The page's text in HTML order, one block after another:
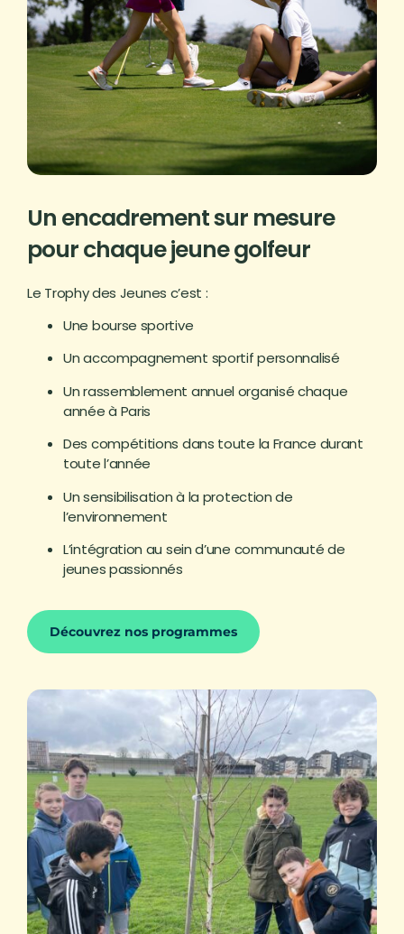
Un encadrement sur mesure
pour chaque jeune golfeur
Le Trophy des Jeunes c’est :
Une bourse sportive
Un accompagnement sportif personnalisé
Un rassemblement annuel organisé chaque
année à Paris
Des compétitions dans toute la France durant
toute l’année
Un sensibilisation à la protection de
l’environnement
L’intégration au sein d’une communauté de
jeunes passionnés
Découvrez nos programmes